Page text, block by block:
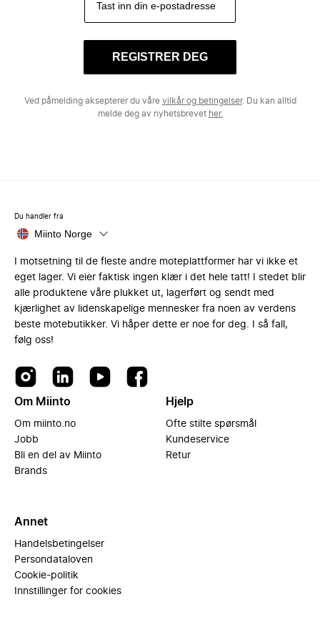
REGISTRER DEG
Ved påmelding aksepterer du våre vilkår og betingelser. Du kan alltid
melde deg av nyhetsbrevet her.
Du handler fra
Miinto Norge
I motsetning til de fleste andre moteplattformer har vi ikke et
eget lager. Vi eier faktisk ingen klær i det hele tatt! I stedet blir
alle produktene våre plukket ut, lagerført og sendt med
kjærlighet av lidenskapelige mennesker fra noen av verdens
beste motebutikker. Vi håper dette er noe for deg. I så fall,
følg oss!
Om Miinto
Om miinto.no
Jobb
Bli en del av Miinto
Brands
Hjelp
Ofte stilte spørsmål
Kundeservice
Retur
Annet
Handelsbetingelser
Persondataloven
Cookie-politik
Innstillinger for cookies